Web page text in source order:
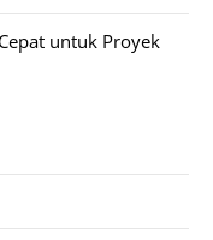
untuk Proyek